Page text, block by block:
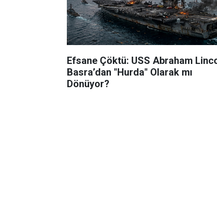
Efsane Çöktü: USS Abraham
Basra’dan "Hurda" Olarak mı
Dönüyor?